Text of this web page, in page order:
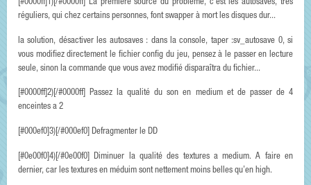
[#0000ff]1)[/#0000ff] La première source du problème, c'est les autosaves, tres
réguliers, qui chez certains personnes, font swapper à mort les disques dur...
la solution, désactiver les autosaves : dans la console, taper :sv_autosave 0, si
vous modifiez directement le fichier config du jeu, pensez à le passer en lecture
seule, sinon la commande que vous avez modifié disparaîtra du fichier...
[#0000ff]2)[/#0000ff] Passez la qualité du son en medium et de passer de 4
enceintes a 2
[#000ef0]3)[/#000ef0] Defragmenter le DD
[#0e00f0]4)[/#0e00f0] Diminuer la qualité des textures a medium. A faire en
dernier, car les textures en méduim sont nettement moins belles qu’en high.